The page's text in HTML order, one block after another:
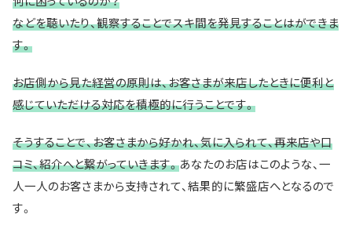
などを聴いたり、観察することでスキ間を発見することはができま
す。
お店側から見た経営の原則は、お客さまが来店したときに便利と
感じていただける対応を積極的に行うことです。
そうすることで、お客さまから好かれ、気に入られて、再来店や口
コミ、紹介へと繋がっていきます。あなたのお店はこのような、一
人一人のお客さまから支持されて、結果的に繁盛店へとなるので
す。